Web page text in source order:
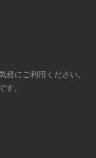
軽にご利用ください。
す。